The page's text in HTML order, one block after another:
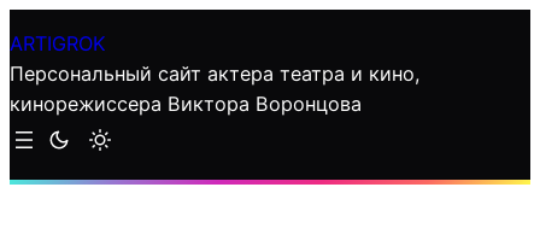
к
содержимому
ARTIGROK
Персональный сайт актера театра и кино,
кинорежиссера Виктора Воронцова